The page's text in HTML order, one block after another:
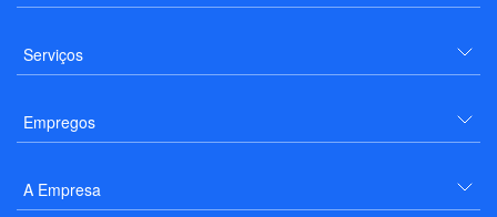
Serviços
Empregos
A Empresa